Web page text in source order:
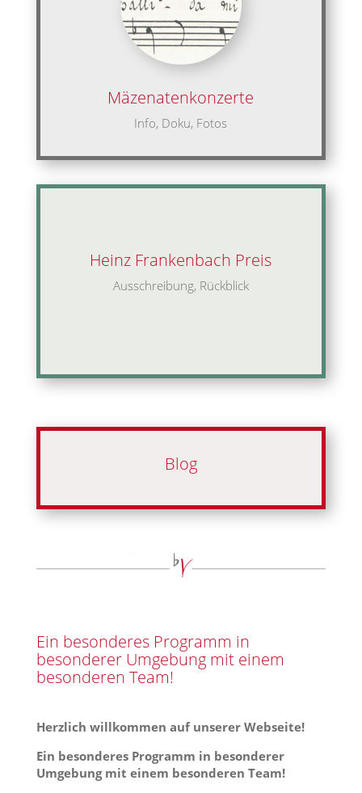
Mäzenatenkonzerte
Info, Doku, Fotos
Heinz Frankenbach Preis
Ausschreibung, Rückblick
Blog
Ein besonderes Programm in
besonderer Umgebung mit einem
besonderen Team!
Herzlich willkommen auf unserer Webseite!
Ein besonderes Programm in besonderer
Umgebung mit einem besonderen Team!